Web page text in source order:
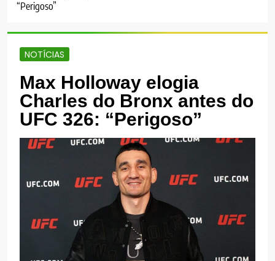
“Perigoso”
NOTÍCIAS
Max Holloway elogia
Charles do Bronx antes do
UFC 326: “Perigoso”